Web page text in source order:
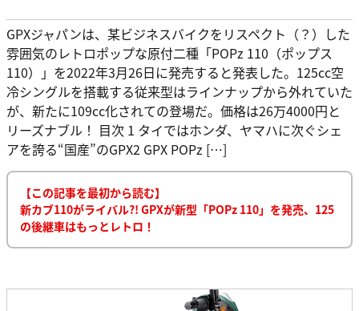
GPXジャパンは、某ビジネスバイクをリスペクト（？）した
雰囲気のレトロポップな原付二種「POPz 110（ポップス
110）」を2022年3月26日に発売すると発表した。125cc空
冷シングルを搭載する従来型はラインナップから外れていた
が、新たに109cc化されての登場だ。価格は26万4000円と
リーズナブル！ 目次 1 タイではホンダ、ヤマハに次ぐシェ
アを誇る“国産”のGPX2 GPX POPz […]
【この記事を最初から読む】
新カブ110がライバル?! GPXが新型「POPz 110」を発売、125
の後継車はもっとレトロ！